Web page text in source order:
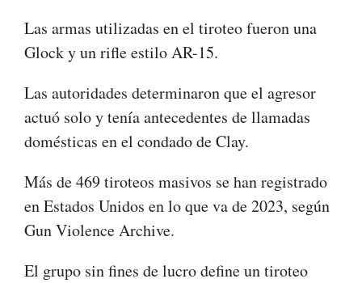
Las armas utilizadas en el tiroteo fueron una
Glock y un rifle estilo AR-15.
Las autoridades determinaron que el agresor
actuó solo y tenía antecedentes de llamadas
domésticas en el condado de Clay.
Más de 469 tiroteos masivos se han registrado
en Estados Unidos en lo que va de 2023, según
Gun Violence Archive.
El grupo sin fines de lucro define un tiroteo